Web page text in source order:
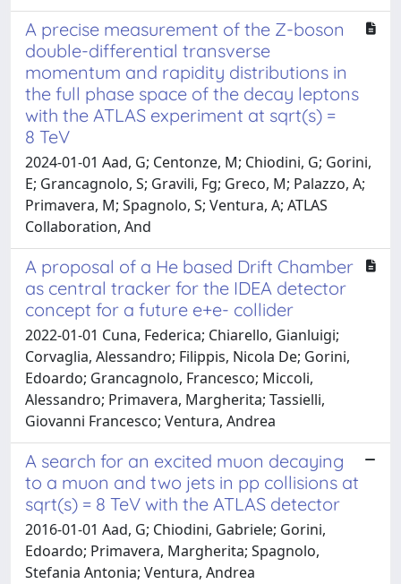
A precise measurement of the Z-boson
double-differential transverse
momentum and rapidity distributions in
the full phase space of the decay leptons
with the ATLAS experiment at sqrt(s) =
8 TeV
2024-01-01 Aad, G; Centonze, M; Chiodini, G; Gorini,
E; Grancagnolo, S; Gravili, Fg; Greco, M; Palazzo, A;
Primavera, M; Spagnolo, S; Ventura, A; ATLAS
Collaboration, And
A proposal of a He based Drift Chamber
as central tracker for the IDEA detector
concept for a future e+e- collider
2022-01-01 Cuna, Federica; Chiarello, Gianluigi;
Corvaglia, Alessandro; Filippis, Nicola De; Gorini,
Edoardo; Grancagnolo, Francesco; Miccoli,
Alessandro; Primavera, Margherita; Tassielli,
Giovanni Francesco; Ventura, Andrea
A search for an excited muon decaying
to a muon and two jets in pp collisions at
sqrt(s) = 8 TeV with the ATLAS detector
2016-01-01 Aad, G; Chiodini, Gabriele; Gorini,
Edoardo; Primavera, Margherita; Spagnolo,
Stefania Antonia; Ventura, Andrea